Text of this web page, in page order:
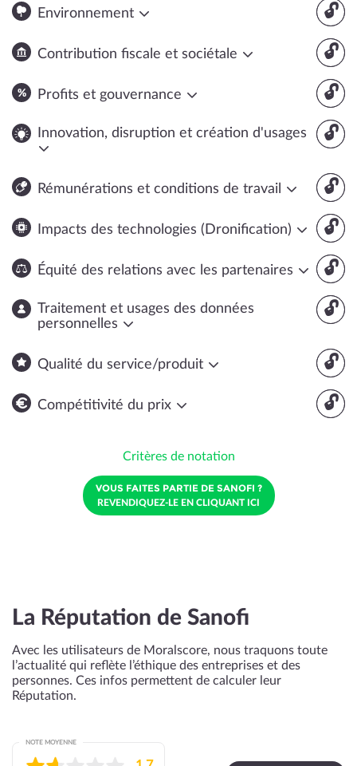
🔓
Environnement
🔓
Contribution fiscale et sociétale
🔓
Profits et gouvernance
🔓
Innovation, disruption et création d'usages
🔓
Rémunérations et conditions de travail
🔓
Impacts des technologies (Dronification)
🔓
Équité des relations avec les partenaires
🔓
Traitement et usages des données
personnelles
🔓
Qualité du service/produit
🔓
Compétitivité du prix
Critères de notation
VOUS FAITES PARTIE DE SANOFI ?
REVENDIQUEZ-LE EN CLIQUANT ICI
La Réputation de Sanofi
Avec les utilisateurs de Moralscore, nous traquons toute
l’actualité qui reflète l’éthique des entreprises et des
personnes. Ces infos permettent de calculer leur
Réputation.
NOTE MOYENNE